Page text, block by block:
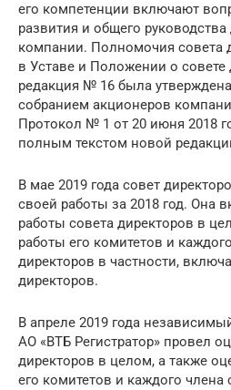
его компетенции включают
развития и общего
компании. Полномочия совета
в Уставе и Положении о совете
редакция № 16 была
собранием акционеров
Протокол № 1 от 20 июня 2018
полным текстом новой
В мае 2019 года совет
своей работы за 2018 год. Она
работы совета директоров в
работы его комитетов и
директоров в частности,
директоров.
В апреле 2019 года
АО «ВТБ Регистратор» провел
директоров в целом, а также
его комитетов и каждого члена